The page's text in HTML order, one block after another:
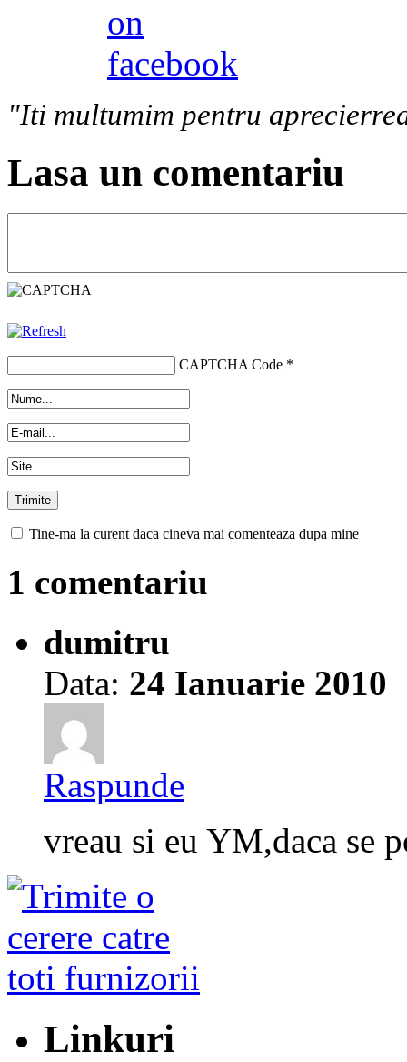
"Iti multumim pentru
Lasa un comentariu
CAPTCHA Code *
Tine-ma la curent daca cineva mai comenteaza dupa mine
1 comentariu
dumitru
Data: 24 Ianuarie 2010
Raspunde
vreau si eu YM,daca se
Linkuri